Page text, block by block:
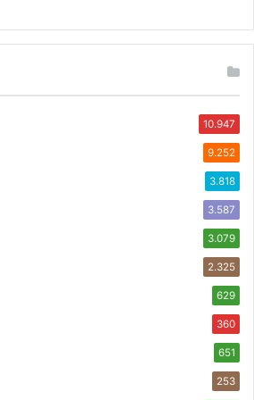
10.947
9.252
3.818
3.587
3.079
2.325
629
360
651
253